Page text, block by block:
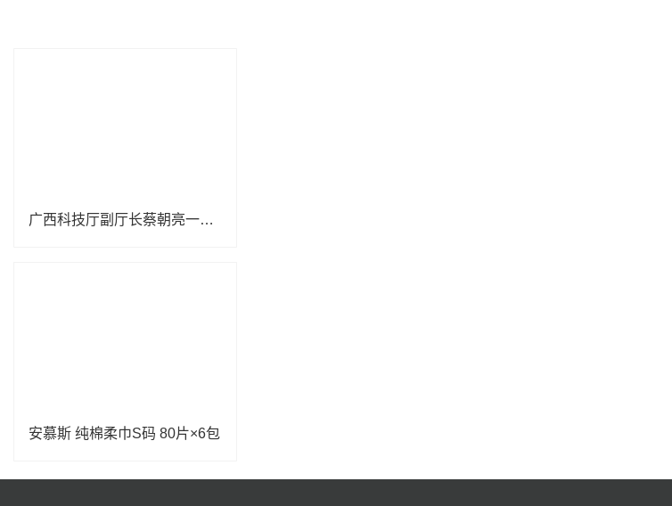
广西科技厅副厅长蔡朝亮一行到桂林医科大学调研指导
安慕斯 纯棉柔巾S码 80片×6包